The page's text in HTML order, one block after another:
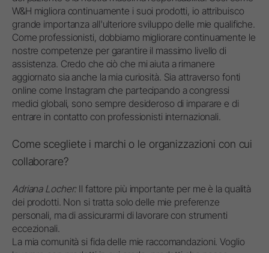
W&H migliora continuamente i suoi prodotti, io attribuisco
grande importanza all'ulteriore sviluppo delle mie qualifiche.
Come professionisti, dobbiamo migliorare continuamente le
nostre competenze per garantire il massimo livello di
assistenza. Credo che ciò che mi aiuta a rimanere
aggiornato sia anche la mia curiosità. Sia attraverso fonti
online come Instagram che partecipando a congressi
medici globali, sono sempre desideroso di imparare e di
entrare in contatto con professionisti internazionali.
Come scegliete i marchi o le organizzazioni con cui
collaborare?
Adriana Locher:Il fattore più importante per me è la qualità
dei prodotti. Non si tratta solo delle mie preferenze
personali, ma di assicurarmi di lavorare con strumenti
eccezionali.
La mia comunità si fida delle mie raccomandazioni. Voglio